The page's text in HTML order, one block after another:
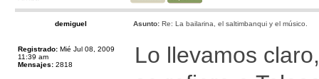
demiguel Asunto: Re: La bailarina, el saltimbanqui y el músico.
Registrado: Mié Jul 08, 2009
11:39 am
Mensajes: 2818
Lo llevamos